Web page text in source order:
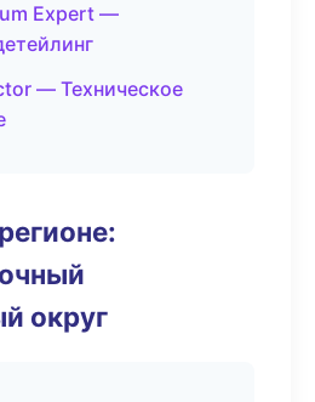
Expert —
— Техническое
округ